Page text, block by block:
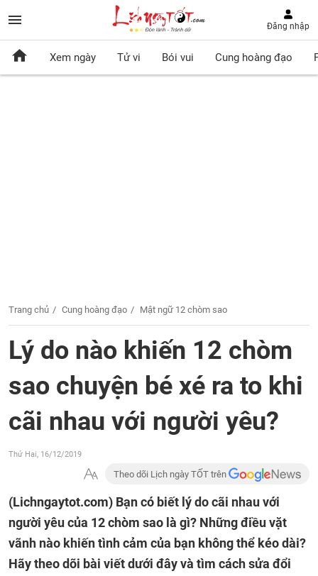
Đăng nhập
Xem ngày Tử vi Bói vui Cung hoàng đạo
Trang chủ Cung hoàng đạo Mật ngữ 12 chòm sao
Lý do nào khiến 12 chòm
sao chuyện bé xé ra to khi
cãi nhau với người yêu?
Thứ Hai, 16/12/2019
Theo dõi Lịch ngày TỐT trên
(Lichngaytot.com) Bạn có biết lý do cãi nhau với
người yêu của 12 chòm sao là gì? Những điều vặt
vãnh nào khiến tình cảm của bạn không thể kéo dài?
Hãy theo dõi bài viết dưới đây và tìm cách sửa đổi